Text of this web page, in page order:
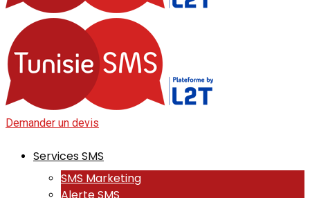
Demander un devis
Services SMS
SMS Marketing